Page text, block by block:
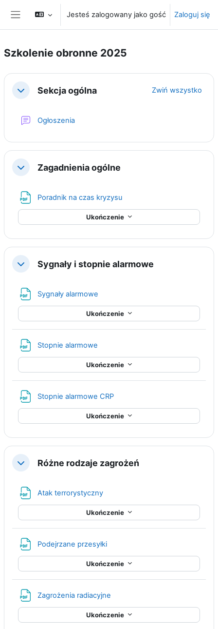
Przejdź do głównej zawartości
Panel boczny
Jesteś zalogowany jako gość Zaloguj się
Szkolenie obronne 2025
Przegląd sekcji
MinimalizujSekcja ogólna Zwiń wszystko
Ogłoszenia
MinimalizujZagadnienia ogólne
Poradnik na czas kryzysu
Ukończenie
MinimalizujSygnały i stopnie alarmowe
Sygnały alarmowe
Ukończenie
Stopnie alarmowe
Ukończenie
Stopnie alarmowe CRP
Ukończenie
MinimalizujRóżne rodzaje zagrożeń
Atak terrorystyczny
Ukończenie
Podejrzane przesyłki
Ukończenie
Zagrożenia radiacyjne
Ukończenie